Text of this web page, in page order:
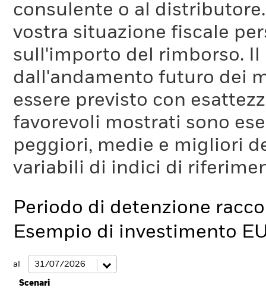
consulente o al
vostra situazione fiscale
sull'importo del rimborso.
dall'andamento futuro dei
essere previsto con
favorevoli mostrati sono
peggiori, medie e migliori
variabili di indici di
Periodo di detenzione
Esempio di investimento
al
Scenari